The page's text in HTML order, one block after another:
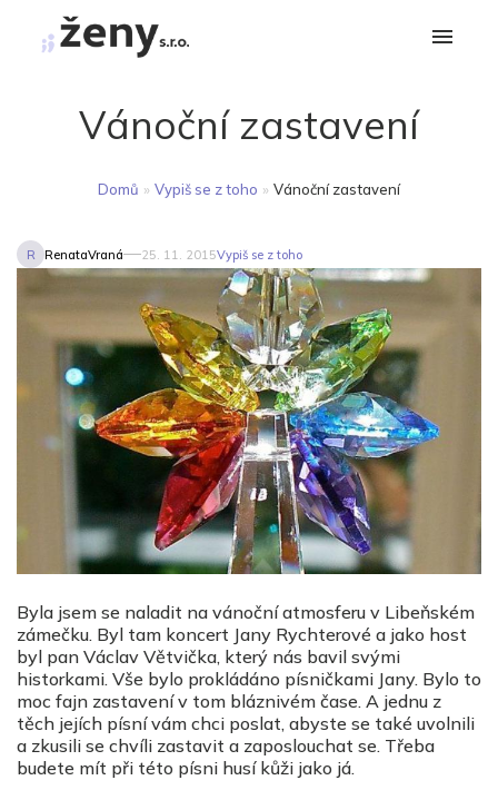
Vánoční zastavení
Domů » Vypiš se z toho » Vánoční zastavení
R RenataVraná 25. 11. 2015Vypiš se z toho
Byla jsem se naladit na vánoční atmosferu v Libeňském
zámečku. Byl tam koncert Jany Rychterové a jako host
byl pan Václav Větvička, který nás bavil svými
historkami. Vše bylo prokládáno písničkami Jany. Bylo to
moc fajn zastavení v tom bláznivém čase. A jednu z
těch jejích písní vám chci poslat, abyste se také uvolnili
a zkusili se chvíli zastavit a zaposlouchat se. Třeba
budete mít při této písni husí kůži jako já.